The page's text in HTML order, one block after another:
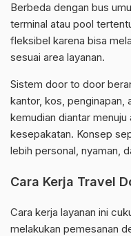
Berbeda dengan bus
terminal atau pool
fleksibel karena bisa
sesuai area layanan.
Sistem door to door
kantor, kos, penginapan,
kemudian diantar
kesepakatan. Konsep
lebih personal, nyaman,
Cara Kerja Travel
Cara kerja layanan ini
melakukan pemesanan